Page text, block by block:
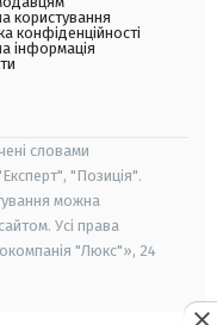
користування
конфіденційності
інформація
словами
"Позиція".
можна
Усі права
"Люкс"», 24